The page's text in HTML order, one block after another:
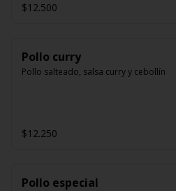
$12.500
Pollo curry
Pollo salteado, salsa curry y cebollín
$12.250
Pollo especial